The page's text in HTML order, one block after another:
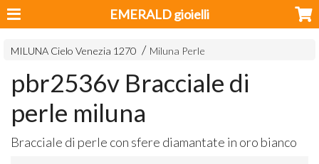
EMERALD gioielli
MILUNA Cielo Venezia 1270 Miluna Perle
pbr2536v Bracciale di
perle miluna
Bracciale di perle con sfere diamantate in oro bianco